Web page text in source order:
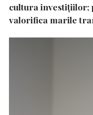
cultura investițiilor;
valorifica marile